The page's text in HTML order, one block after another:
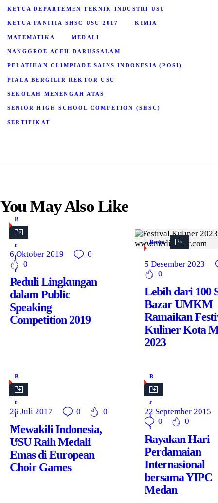
KETUA DEPARTEMEN TEKNIK INDUSTRI USU
KETUA PANITIA SHSC USU 2017 KIMIA
MATEMATIKA MEDALI
NANGGROE ACEH DARUSSALAM
PELATIHAN OLIMPIADE SAINS INDONESIA (POSI)
PIALA BERGILIR REKTOR USU
SEKOLAH MENENGAH ATAS
SENIOR HIGH SCHOOL COMPETION (SHSC)
SERTIFIKAT
You May Also Like
B
e
r
i
t
a
6 Oktober 2019
0
0
Peduli Lingkungan
dalam Public
Speaking
Competition 2019
Berita
5 Desember 2023
0
Lebih dari 100
Bazar UMKM
Ramaikan
Kuliner Kota
2023
B
e
r
i
t
a
26 Juli 2017 0 0
Mewakili Indonesia,
USU Raih Medali
Emas di European
Choir Games
B
e
r
i
t
a
22 September 2015
0
0
Rayakan Hari
Perdamaian
Internasional
bersama YIPC
Medan